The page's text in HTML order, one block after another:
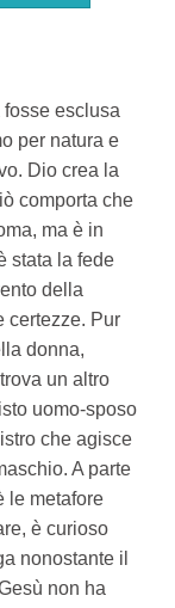
esclusa
per natura e
Dio crea la
comporta che
ma è in
stata la fede
della
certezze. Pur
donna,
un altro
uomo-sposo
che agisce
A parte
le metafore
è curioso
nonostante il
non ha